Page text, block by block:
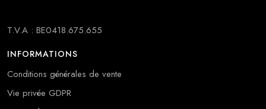
T.V.A : BE0418.675.655
INFORMATIONS
Conditions générales de vente
Vie privée GDPR